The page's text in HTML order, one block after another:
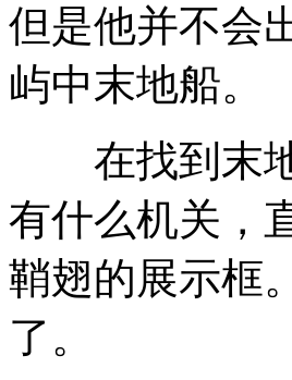
但是他并不会
屿中末地船。
在找到末地
有什么机关，
鞘翅的展示框
了。